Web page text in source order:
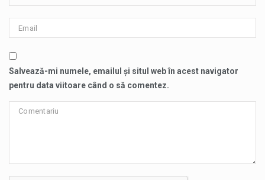
Salvează-mi numele, emailul și situl web în acest navigator
pentru data viitoare când o să comentez.